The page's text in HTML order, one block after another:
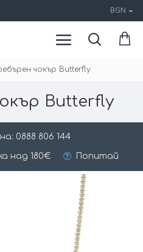
BGN
чокър Butterfly
Butterfly
0888 806 144
над 180€ Попитай